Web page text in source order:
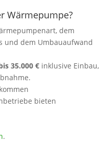
Wärmepumpe?
dem
und dem Umbauaufwand
35.000 € inklusive Einbau,
bieten
.